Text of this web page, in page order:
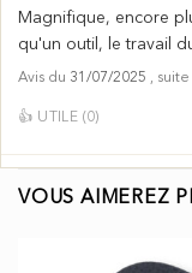
Magnifique, encore
qu'un outil, le travail
Avis du 31/07/2025 ,
👍 UTILE (0)
VOUS AIMEREZ